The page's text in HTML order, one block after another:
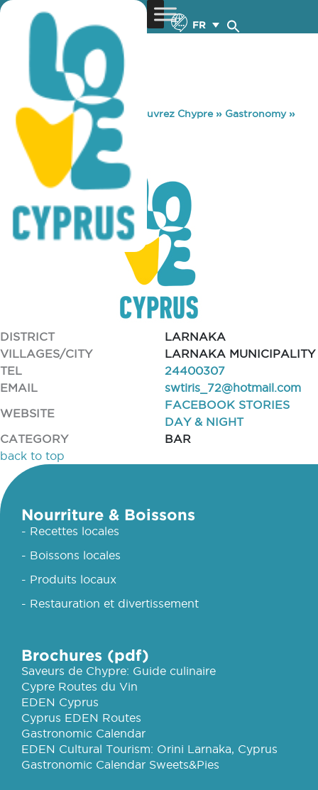
FR
You are here: Home »Découvrez Chypre» Gastronomy»
STORIES BAR
STORIES BAR
DISTRICT
LARNAKA
VILLAGES/CITY
LARNAKA MUNICIPALITY
TEL
24400307
EMAIL
swtiris_72@hotmail.com
WEBSITE
FACEBOOK STORIES
DAY & NIGHT
CATEGORY
BAR
back to top
Nourriture & Boissons
- Recettes locales
- Boissons locales
- Produits locaux
- Restauration et divertissement
Brochures (pdf)
Saveurs de Chypre: Guide culinaire
Cypre Routes du Vin
EDEN Cyprus
Cyprus EDEN Routes
Gastronomic Calendar
EDEN Cultural Tourism: Orini Larnaka, Cyprus
Gastronomic Calendar Sweets&Pies